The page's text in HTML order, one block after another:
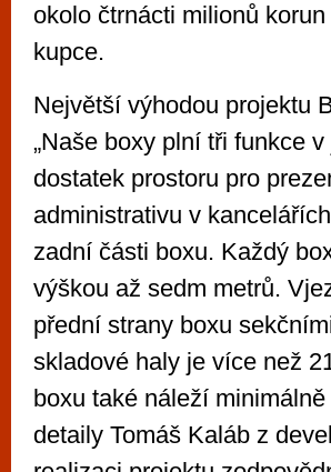
okolo čtrnácti milionů
kupce.
Největší výhodou projektu
„Naše boxy plní tři funkce
dostatek prostoru pro
administrativu v
zadní části boxu. Každý
výškou až sedm metrů.
přední strany boxu
skladové haly je více než
boxu také náleží
detaily Tomáš Kaláb z